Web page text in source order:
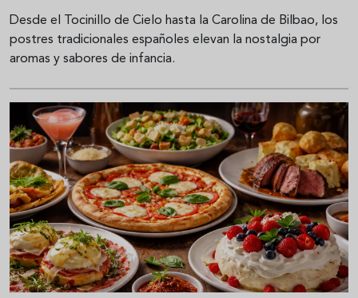
Desde el Tocinillo de Cielo hasta la Carolina de Bilbao, los
postres tradicionales españoles elevan la nostalgia por
aromas y sabores de infancia.